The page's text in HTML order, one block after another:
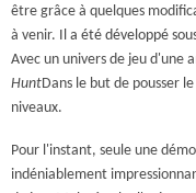
être grâce à quelques
à venir. Il a été développé
Avec un univers de jeu d'une
HuntDans le but de pousser
niveaux.
Pour l'instant, seule une
indéniablement